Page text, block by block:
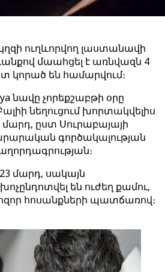
ուղևորվող լաստանավի
մաահցել է առնվազն 4
կորած են համարվում։
նավը չորեքշաբթի օրը
նեղուցում խորտակվելիս
ըստ Սուրաբայայի
գործակալության
մարդ, սակայն
են ուժեղ քամու,
հոսանքների պատճառով։